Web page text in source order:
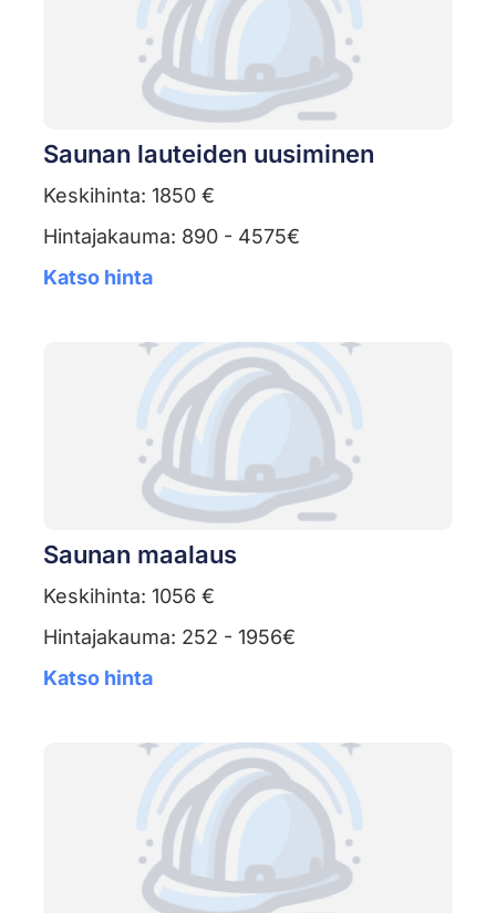
Saunan lauteiden uusiminen
Keskihinta: 1850 €
Hintajakauma: 890 - 4575€
Katso hinta
Saunan maalaus
Keskihinta: 1056 €
Hintajakauma: 252 - 1956€
Katso hinta